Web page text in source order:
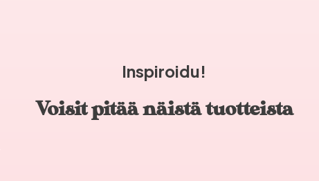
Inspiroidu!
Voisit pitää näistä tuotteista